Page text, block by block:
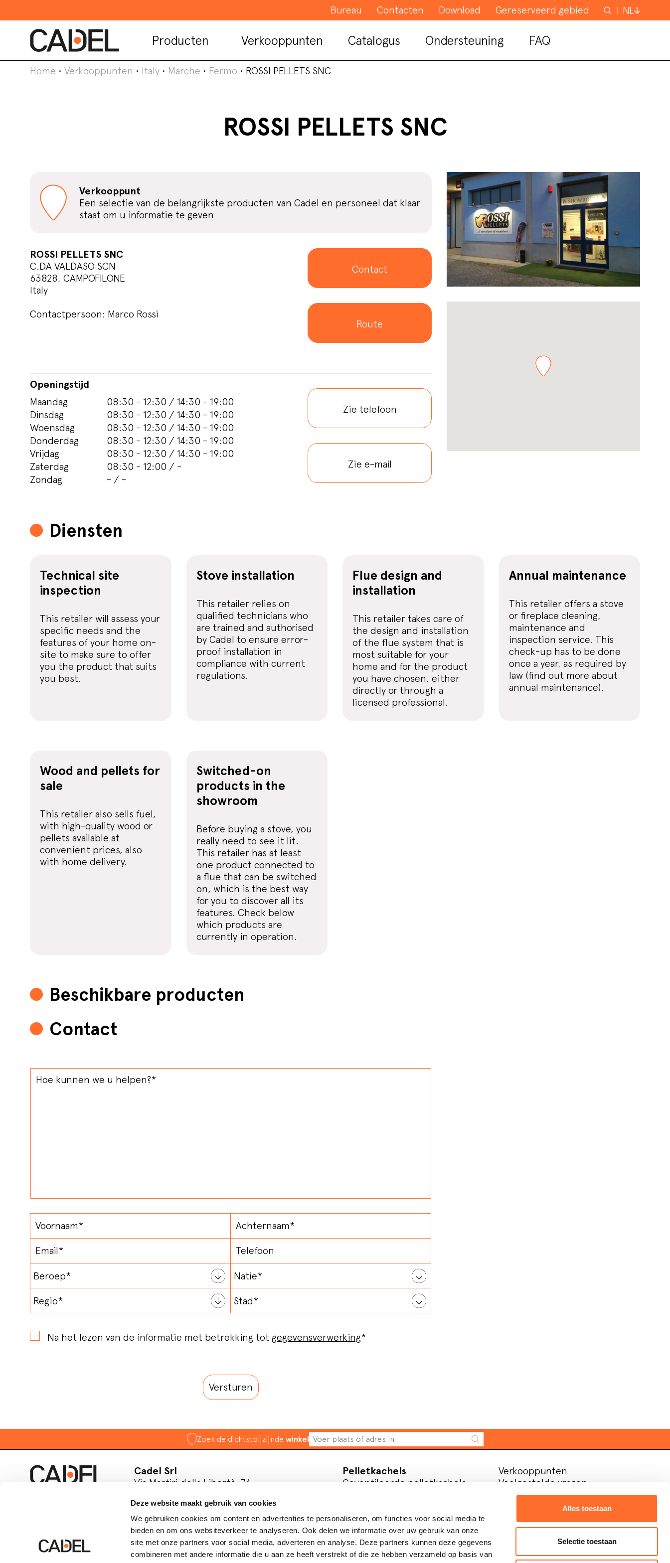
Deze website maakt gebruik van cookies
We gebruiken cookies om content en advertenties te personaliseren, om functies voor social media te
bieden en om ons websiteverkeer te analyseren. Ook delen we informatie over uw gebruik van onze
site met onze partners voor social media, adverteren en analyse. Deze partners kunnen deze gegevens
combineren met andere informatie die u aan ze heeft verstrekt of die ze hebben verzameld op basis van
Alles toestaan
Selectie toestaan
Bureau Contacten Download Gereserveerd gebied Zoeken
NL
Producten Verkooppunten Catalogus Ondersteuning FAQ
Home • Verkooppunten • Italy • Marche • Fermo • ROSSI PELLETS SNC
ROSSI PELLETS SNC
Verkooppunt
Een selectie van de belangrijkste producten van Cadel en personeel dat klaar
staat om u informatie te geven
ROSSI PELLETS SNC
C.DA VALDASO SCN
63828, CAMPOFILONE
Italy
Contactpersoon: Marco Rossi
Contact
Route
Openingstijd
Maandag
08:30 - 12:30 / 14:30 - 19:00
Dinsdag
08:30 - 12:30 / 14:30 - 19:00
Woensdag
08:30 - 12:30 / 14:30 - 19:00
Donderdag
08:30 - 12:30 / 14:30 - 19:00
Vrijdag
08:30 - 12:30 / 14:30 - 19:00
Zaterdag
08:30 - 12:00 / -
Zondag
- / -
Zie telefoon
Zie e-mail
Diensten
Technical site
inspection
This retailer will assess your
specific needs and the
features of your home on-
site to make sure to offer
you the product that suits
you best.
Stove installation
This retailer relies on
qualified technicians who
are trained and authorised
by Cadel to ensure error-
proof installation in
compliance with current
regulations.
Flue design and
installation
This retailer takes care of
the design and installation
of the flue system that is
most suitable for your
home and for the product
you have chosen, either
directly or through a
licensed professional.
Annual maintenance
This retailer offers a stove
or fireplace cleaning,
maintenance and
inspection service. This
check-up has to be done
once a year, as required by
law (find out more about
annual maintenance).
Wood and pellets for
sale
This retailer also sells fuel,
with high-quality wood or
pellets available at
convenient prices, also
with home delivery.
Switched-on
products in the
showroom
Before buying a stove, you
really need to see it lit.
This retailer has at least
one product connected to
a flue that can be switched
on, which is the best way
for you to discover all its
features. Check below
which products are
currently in operation.
Beschikbare producten
Contact
Na het lezen van de informatie met betrekking tot gegevensverwerking*
Zoek de dichtstbijzijnde winkel
Cadel Srl
Via Martiri della Libertà, 74
Treviso, Italy
P.IVA 03202180265
Volg ons op sociale media
Pelletkachels
Geventileerde pelletkachels
Inbouw pelletkachel
Hout
Houtkachels
Verkooppunten
Veelgestelde vragen
Bijstand
Contacten
Download area
Contatti